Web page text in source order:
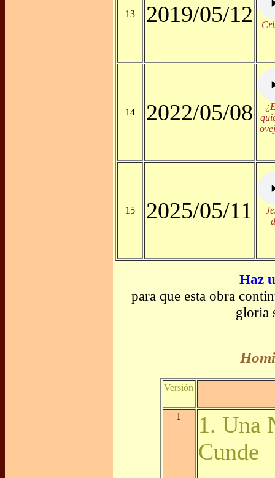
13 2019/05/12
14 2022/05/08
15 2025/05/11
Haz
para que esta obra
gloria
Versión
1
1. Una
Cunde